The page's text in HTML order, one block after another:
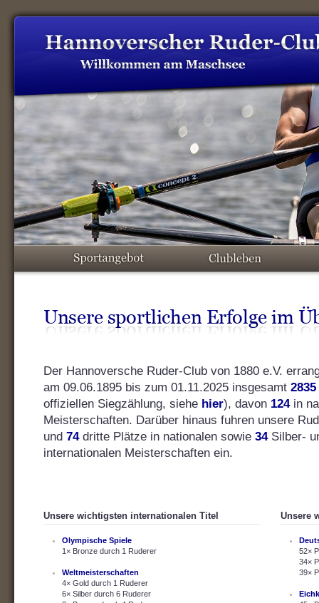
Der Hannoversche Ruder-Club von 1880 e.V.
am 09.06.1895 bis zum 01.11.2025 insgesamt 2835
offiziellen Siegzählung, siehe hier), davon 124in
Meisterschaften. Darüber hinaus fuhren unsere
und 74dritte Plätze in nationalen sowie 34Silber-
internationalen Meisterschaften ein.
Unsere wichtigsten internationalen Titel
Olympische Spiele
1× Bronze durch 1 Ruderer
Weltmeisterschaften
4× Gold durch 1 Ruderer
6× Silber durch 6 Ruderer
Unsere
52×
34×
39×